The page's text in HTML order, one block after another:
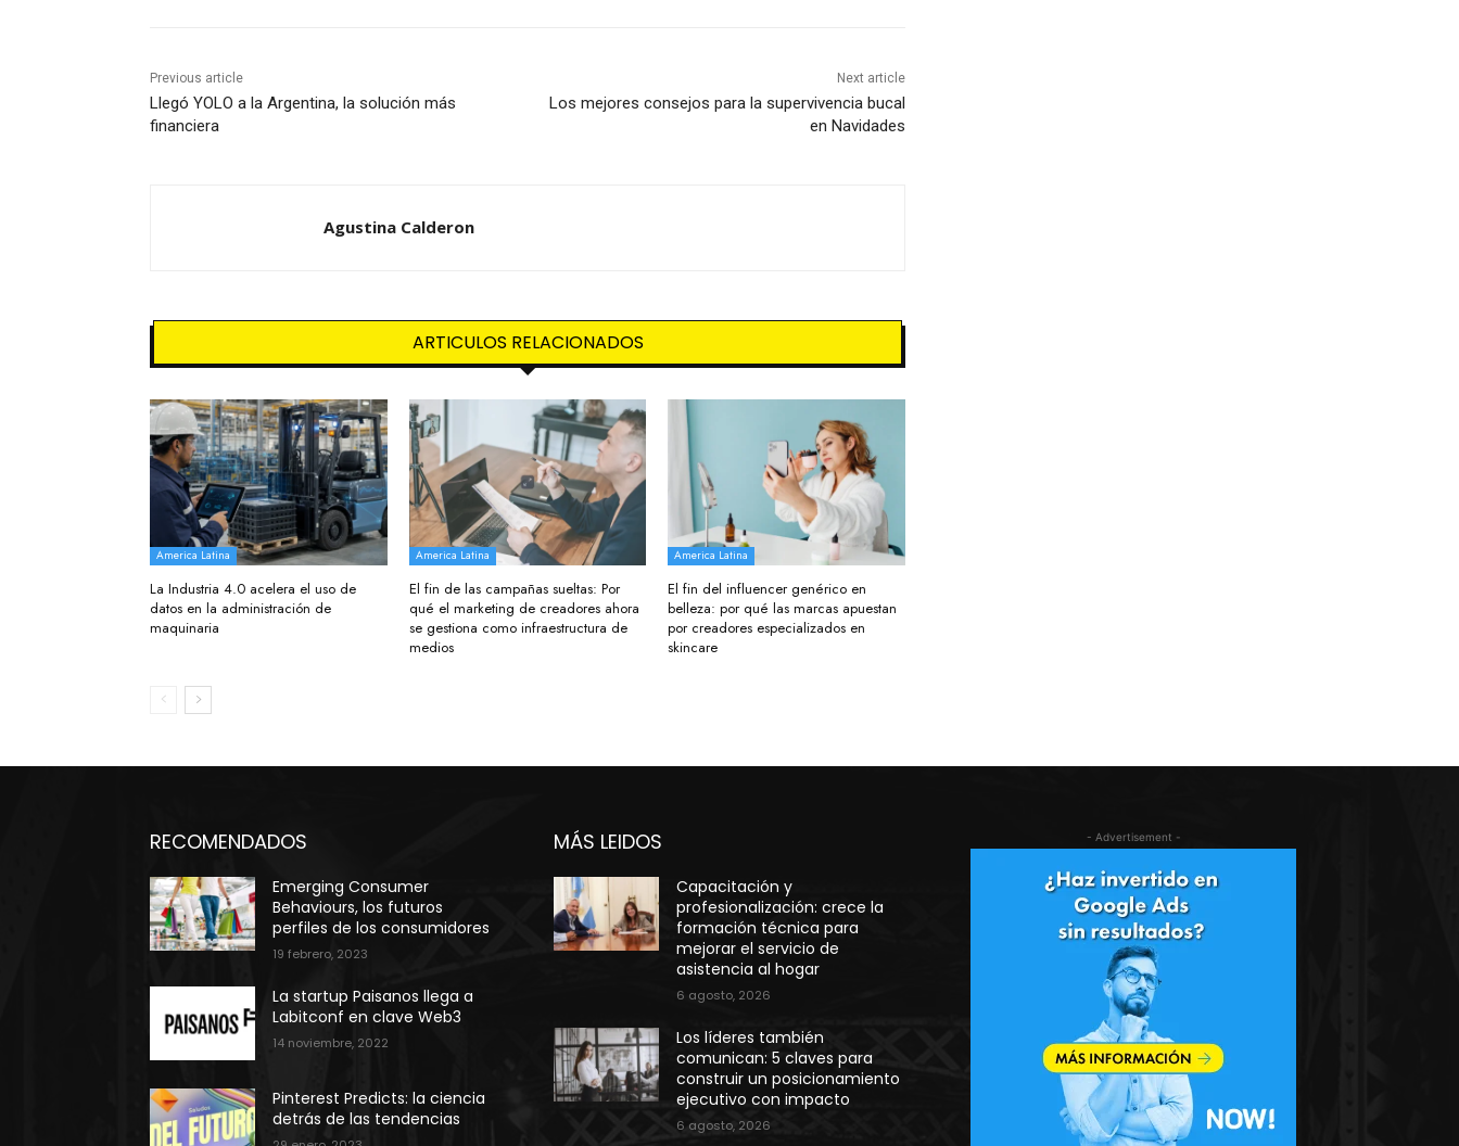
Previous article
Llegó YOLO a la Argentina, la solución más
financiera
Next article
Los mejores consejos para la supervivencia bucal
en Navidades
Agustina Calderon
ARTICULOS RELACIONADOS
America Latina
La Industria 4.0 acelera el uso de
datos en la administración de
maquinaria
America Latina
El fin de las campañas sueltas: Por
qué el marketing de creadores ahora
se gestiona como infraestructura de
medios
America Latina
El fin del influencer genérico en
belleza: por qué las marcas apuestan
por creadores especializados en
skincare
RECOMENDADOS
Emerging Consumer
Behaviours, los futuros
perfiles de los consumidores
19 febrero, 2023
La startup Paisanos llega a
Labitconf en clave Web3
14 noviembre, 2022
Pinterest Predicts: la ciencia
detrás de las tendencias
MÁS LEIDOS
Capacitación y
profesionalización: crece la
formación técnica para
mejorar el servicio de
asistencia al hogar
6 agosto, 2026
Los líderes también
comunican: 5 claves para
construir un posicionamiento
ejecutivo con impacto
6 agosto, 2026
- Advertisement -